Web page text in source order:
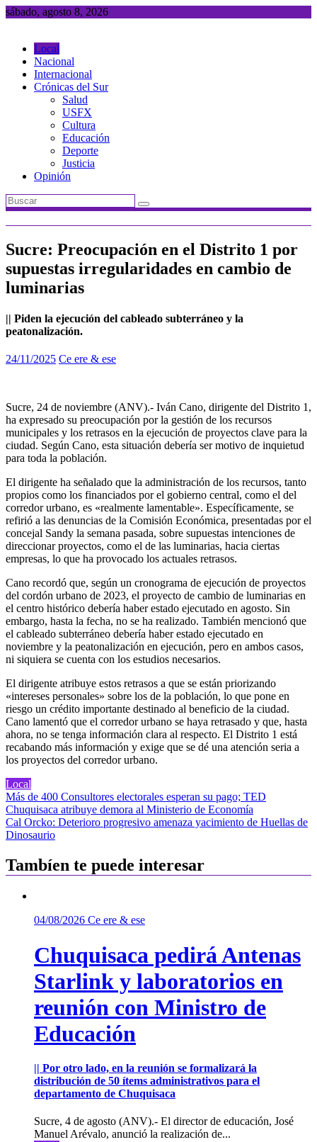
Saltar
sábado, agosto 8, 2026
Local
Nacional
Internacional
Crónicas del Sur
Salud
USFX
Cultura
Educación
Deporte
Justicia
Opinión
Sucre: Preocupación en el Distrito 1 por
supuestas irregularidades en cambio de
luminarias
|| Piden la ejecución del cableado subterráneo y la
peatonalización.
24/11/2025 Ce ere & ese
Sucre, 24 de noviembre (ANV).- Iván Cano, dirigente del Distrito 1,
ha expresado su preocupación por la gestión de los recursos
municipales y los retrasos en la ejecución de proyectos clave para la
ciudad. Según Cano, esta situación debería ser motivo de inquietud
para toda la población.
El dirigente ha señalado que la administración de los recursos, tanto
propios como los financiados por el gobierno central, como el del
corredor urbano, es «realmente lamentable». Específicamente, se
refirió a las denuncias de la Comisión Económica, presentadas por el
concejal Sandy la semana pasada, sobre supuestas intenciones de
direccionar proyectos, como el de las luminarias, hacia ciertas
empresas, lo que ha provocado los actuales retrasos.
Cano recordó que, según un cronograma de ejecución de proyectos
del cordón urbano de 2023, el proyecto de cambio de luminarias en
el centro histórico debería haber estado ejecutado en agosto. Sin
embargo, hasta la fecha, no se ha realizado. También mencionó que
el cableado subterráneo debería haber estado ejecutado en
noviembre y la peatonalización en ejecución, pero en ambos casos,
ni siquiera se cuenta con los estudios necesarios.
El dirigente atribuye estos retrasos a que se están priorizando
«intereses personales» sobre los de la población, lo que pone en
riesgo un crédito importante destinado al beneficio de la ciudad.
Cano lamentó que el corredor urbano se haya retrasado y que, hasta
ahora, no se tenga información clara al respecto. El Distrito 1 está
recabando más información y exige que se dé una atención seria a
los proyectos del corredor urbano.
Local
Navegación
de
entradas
Más de 400 Consultores electorales esperan su pago; TED
Chuquisaca atribuye demora al Ministerio de Economía
Cal Orcko: Deterioro progresivo amenaza yacimiento de Huellas de
Dinosaurio
Tambíen te puede interesar
04/08/2026 Ce ere & ese
Chuquisaca pedirá Antenas
Starlink y laboratorios en
reunión con Ministro de
Educación
|| Por otro lado, en la reunión se formalizará la
distribución de 50 ítems administrativos para el
departamento de Chuquisaca
Sucre, 4 de agosto (ANV).- El director de educación, José
Manuel Arévalo, anunció la realización de...